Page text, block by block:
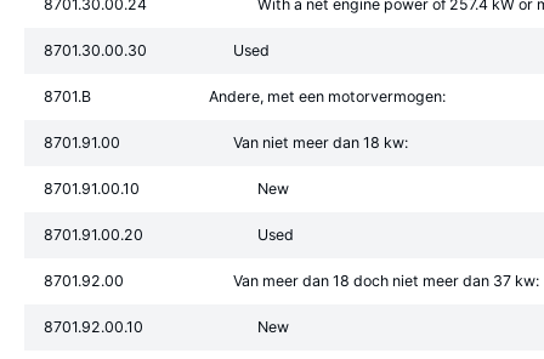
8701.30.00.24 With a net engine power of 257.4 kW or
8701.30.00.30 Used
8701.B Andere, met een motorvermogen:
8701.91.00 Van niet meer dan 18 kw:
8701.91.00.10 New
8701.91.00.20 Used
8701.92.00 Van meer dan 18 doch niet meer dan 37 kw:
8701.92.00.10 New